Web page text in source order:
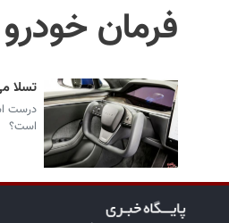
فرمان خودرو
تسلا
درست
است؟